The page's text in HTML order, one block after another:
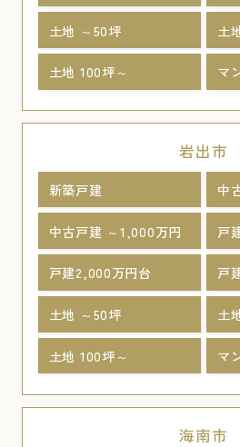
土地 ～50坪 土
土地 100坪～ マ
岩出市
新築戸建 中
中古戸建 ～1,000万円 戸
戸建2,000万円台 戸
土地 ～50坪 土
土地 100坪～ マ
海南市